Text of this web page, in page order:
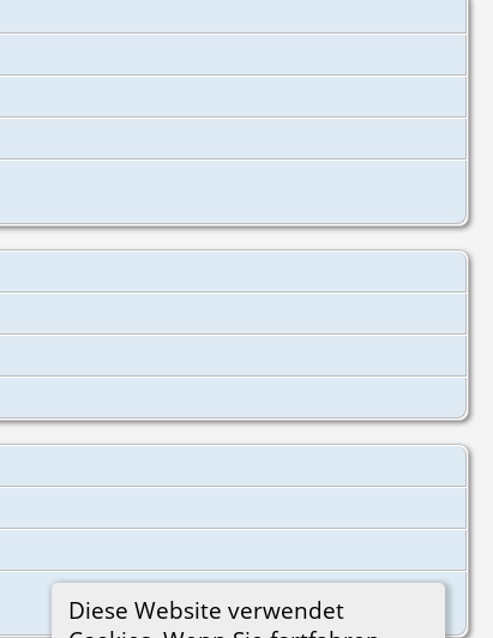
Diese Website verwendet